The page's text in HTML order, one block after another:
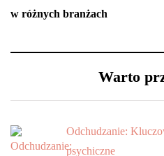
w różnych branżach
Warto
Odchudzanie:
psychiczne